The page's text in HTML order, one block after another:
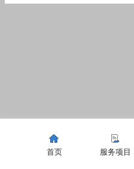
首页 服务项目